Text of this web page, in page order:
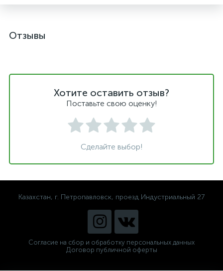
Отзывы
Хотите оставить отзыв?
Поставьте свою оценку!
Сделайте выбор!
Казахстан, г. Петропавловск, проезд Индустриальный 27
Согласие на сбор и обработку персональных данных
Договор публичной оферты